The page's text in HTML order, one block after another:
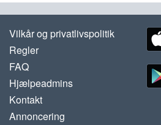
Vilkår og privatlivspolitik
Regler
FAQ
Hjælpeadmins
Kontakt
Annoncering